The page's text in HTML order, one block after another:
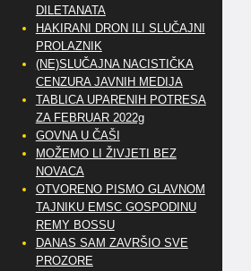
DILETANATA
HAKIRANI DRON ILI SLUČAJNI
PROLAZNIK
(NE)SLUČAJNA NACISTIČKA
CENZURA JAVNIH MEDIJA
TABLICA UPARENIH POTRESA
ZA FEBRUAR 2022g
GOVNA U ČAŠI
MOŽEMO LI ŽIVJETI BEZ
NOVACA
OTVORENO PISMO GLAVNOM
TAJNIKU EMSC GOSPODINU
REMY BOSSU
DANAS SAM ZAVRŠIO SVE
PROZORE